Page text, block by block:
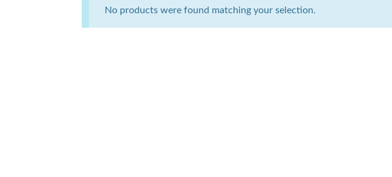
No products were found matching your selection.